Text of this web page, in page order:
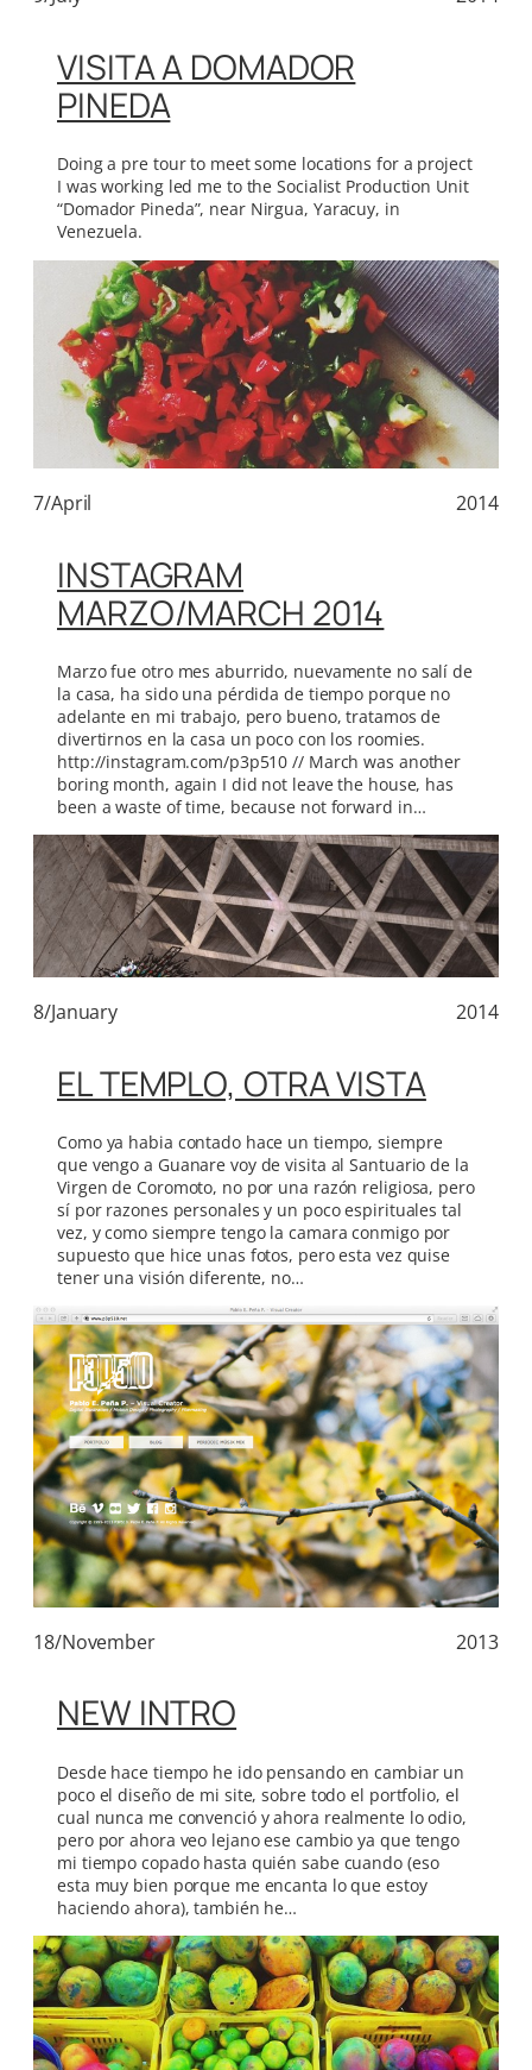
VISITA A DOMADOR
PINEDA
Doing a pre tour to meet some locations for a project
I was working led me to the Socialist Production Unit
“Domador Pineda”, near Nirgua, Yaracuy, in
Venezuela.
7/April 2014
INSTAGRAM
MARZO/MARCH 2014
Marzo fue otro mes aburrido, nuevamente no salí de
la casa, ha sido una pérdida de tiempo porque no
adelante en mi trabajo, pero bueno, tratamos de
divertirnos en la casa un poco con los roomies.
http://instagram.com/p3p510 // March was another
boring month, again I did not leave the house, has
been a waste of time, because not forward in…
8/January 2014
EL TEMPLO, OTRA VISTA
Como ya habia contado hace un tiempo, siempre
que vengo a Guanare voy de visita al Santuario de la
Virgen de Coromoto, no por una razón religiosa, pero
sí por razones personales y un poco espirituales tal
vez, y como siempre tengo la camara conmigo por
supuesto que hice unas fotos, pero esta vez quise
tener una visión diferente, no…
18/November 2013
NEW INTRO
Desde hace tiempo he ido pensando en cambiar un
poco el diseño de mi site, sobre todo el portfolio, el
cual nunca me convenció y ahora realmente lo odio,
pero por ahora veo lejano ese cambio ya que tengo
mi tiempo copado hasta quién sabe cuando (eso
esta muy bien porque me encanta lo que estoy
haciendo ahora), también he…